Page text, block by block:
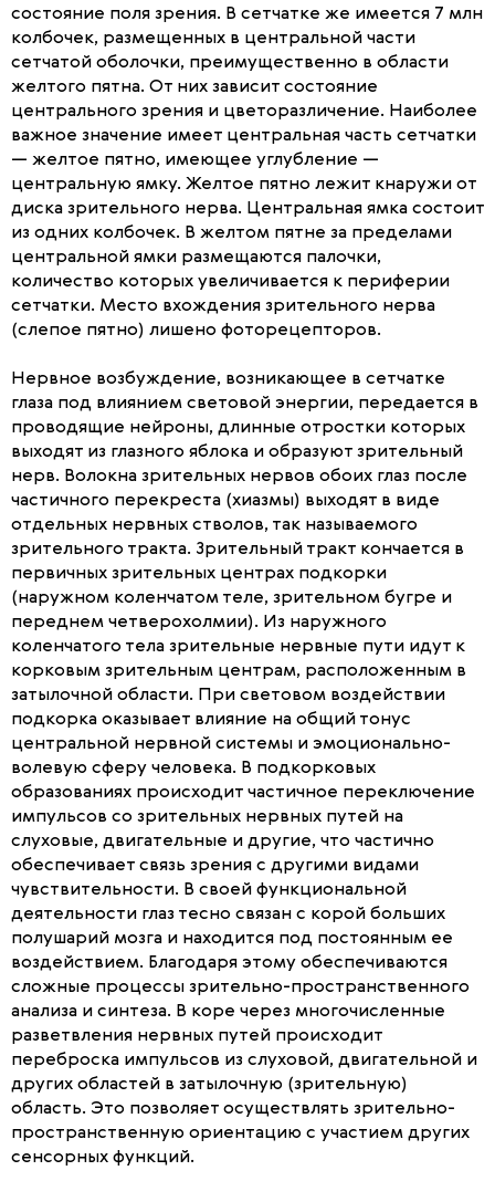
состояние поля зрения. В сетчатке же имеется 7 млн
колбочек, размещенных в центральной части
сетчатой оболочки, преимущественно в области
желтого пятна. От них зависит состояние
центрального зрения и цветоразличение. Наиболее
важное значение имеет центральная часть сетчатки
— желтое пятно, имеющее углубление —
центральную ямку. Желтое пятно лежит кнаружи от
диска зрительного нерва. Центральная ямка состоит
из одних колбочек. В желтом пятне за пределами
центральной ямки размещаются палочки,
количество которых увеличивается к периферии
сетчатки. Место вхождения зрительного нерва
(слепое пятно) лишено фоторецепторов.
Нервное возбуждение, возникающее в сетчатке
глаза под влиянием световой энергии, передается в
проводящие нейроны, длинные отростки которых
выходят из глазного яблока и образуют зрительный
нерв. Волокна зрительных нервов обоих глаз после
частичного перекреста (хиазмы) выходят в виде
отдельных нервных стволов, так называемого
зрительного тракта. Зрительный тракт кончается в
первичных зрительных центрах подкорки
(наружном коленчатом теле, зрительном бугре и
переднем четверохолмии). Из наружного
коленчатого тела зрительные нервные пути идут к
корковым зрительным центрам, расположенным в
затылочной области. При световом воздействии
подкорка оказывает влияние на общий тонус
центральной нервной системы и эмоционально-
волевую сферу человека. В подкорковых
образованиях происходит частичное переключение
импульсов со зрительных нервных путей на
слуховые, двигательные и другие, что частично
обеспечивает связь зрения с другими видами
чувствительности. В своей функциональной
деятельности глаз тесно связан с корой больших
полушарий мозга и находится под постоянным ее
воздействием. Благодаря этому обеспечиваются
сложные процессы зрительно-пространственного
анализа и синтеза. В коре через многочисленные
разветвления нервных путей происходит
переброска импульсов из слуховой, двигательной и
других областей в затылочную (зрительную)
область. Это позволяет осуществлять зрительно-
пространственную ориентацию с участием других
сенсорных функций.